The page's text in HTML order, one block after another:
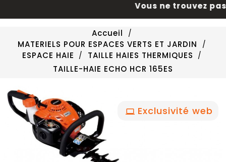
Vous ne trouvez
Accueil
MATERIELS POUR ESPACES VERTS ET JARDIN
ESPACE HAIE
TAILLE HAIES THERMIQUES
TAILLE-HAIE ECHO HCR 165ES
Exclusivité web